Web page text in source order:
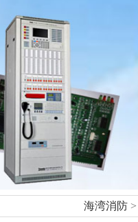
海湾消防 >